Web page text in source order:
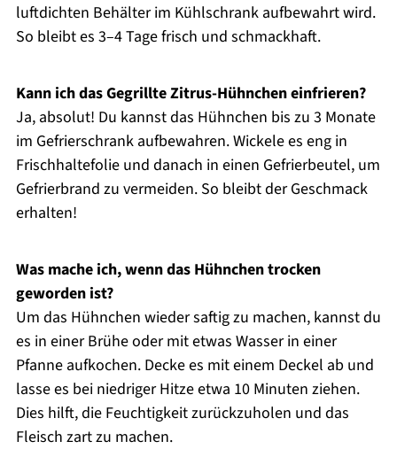
luftdichten Behälter im Kühlschrank aufbewahrt wird.
So bleibt es 3–4 Tage frisch und schmackhaft.
Kann ich das Gegrillte Zitrus-Hühnchen einfrieren?
Ja, absolut! Du kannst das Hühnchen bis zu 3 Monate
im Gefrierschrank aufbewahren. Wickele es eng in
Frischhaltefolie und danach in einen Gefrierbeutel, um
Gefrierbrand zu vermeiden. So bleibt der Geschmack
erhalten!
Was mache ich, wenn das Hühnchen trocken
geworden ist?
Um das Hühnchen wieder saftig zu machen, kannst du
es in einer Brühe oder mit etwas Wasser in einer
Pfanne aufkochen. Decke es mit einem Deckel ab und
lasse es bei niedriger Hitze etwa 10 Minuten ziehen.
Dies hilft, die Feuchtigkeit zurückzuholen und das
Fleisch zart zu machen.